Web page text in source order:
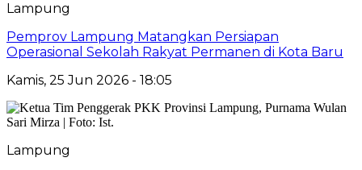
Lampung
Pemprov Lampung Matangkan Persiapan
Operasional Sekolah Rakyat Permanen di Kota Baru
Kamis, 25 Jun 2026 - 18:05
Lampung